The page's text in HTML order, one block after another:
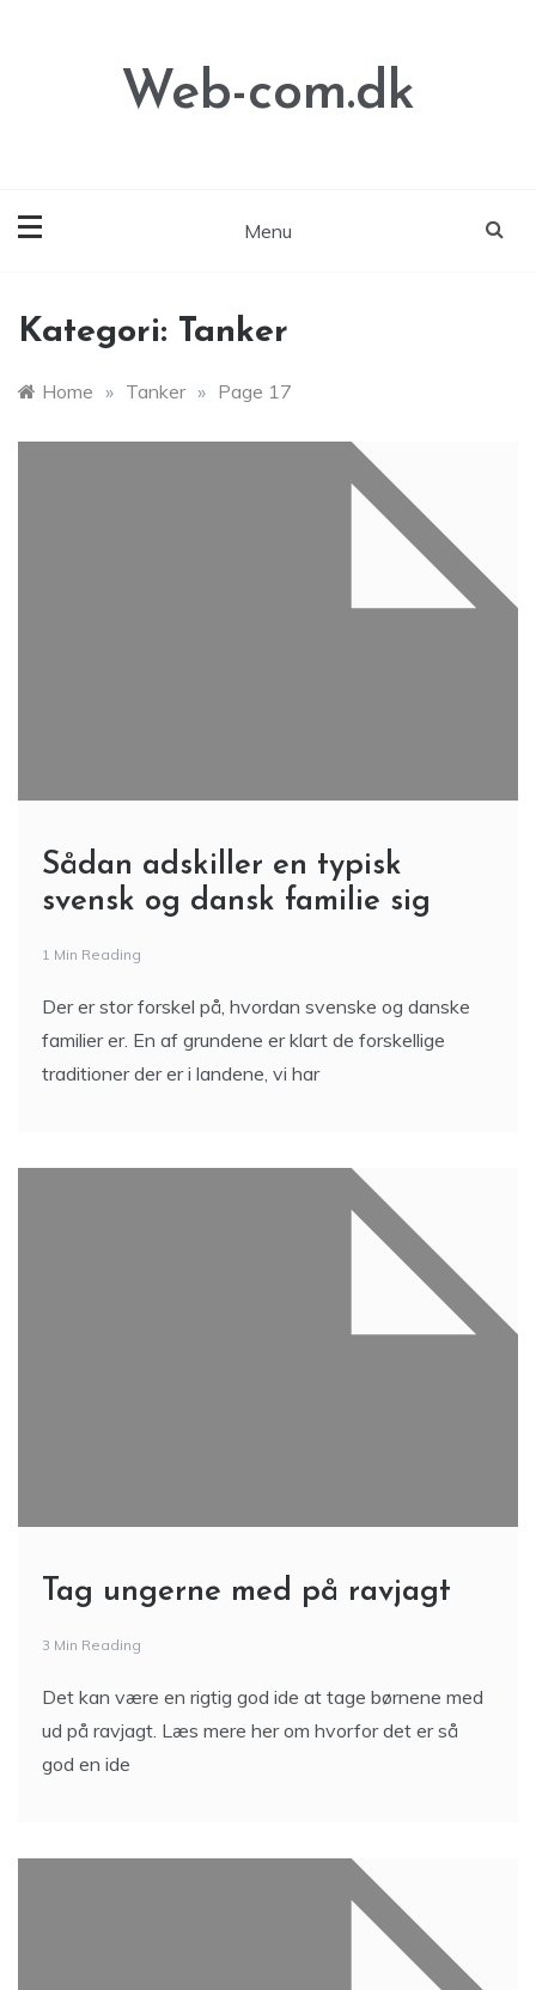
Web-com.dk
Menu
Kategori: Tanker
Home » Tanker » Page 17
Sådan adskiller en typisk
svensk og dansk familie sig
1 Min Reading
Der er stor forskel på, hvordan svenske og danske
familier er. En af grundene er klart de forskellige
traditioner der er i landene, vi har
Tag ungerne med på ravjagt
3 Min Reading
Det kan være en rigtig god ide at tage børnene med
ud på ravjagt. Læs mere her om hvorfor det er så
god en ide